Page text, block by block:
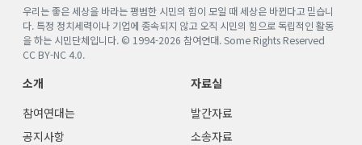
우리는 좋은 세상을 바라는 평범한 시민의 힘이 모일 때 세상은 바뀐다고 믿습니
다. 특정 정치세력이나 기업에 종속되지 않고 오직 시민의 힘으로 독립적인 활동
을 하는 시민단체입니다. © 1994-2026 참여연대. Some Rights Reserved
CC BY-NC 4.0.
소개
참여연대는
공지사항
자료실
발간자료
소송자료